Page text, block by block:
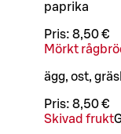
paprika
Pris: 8,50 €
Mörkt
ägg, ost,
Pris: 8,50 €
Skivad frukt